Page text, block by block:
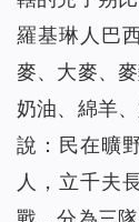
羅基琳人巴
麥、大麥、
奶油、綿羊
說：民在曠
人，立千夫